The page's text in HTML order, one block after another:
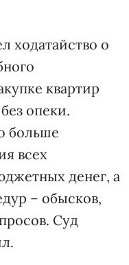
ходатайство о
квартир
опеки.
больше
всех
денег, а
– обысков,
Суд